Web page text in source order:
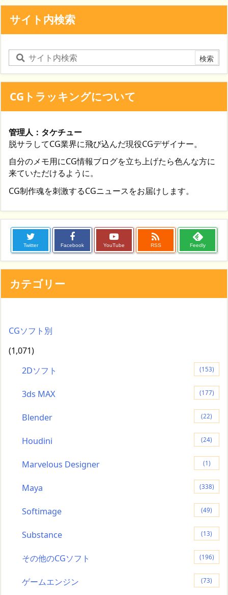
サイト内検索
CGトラッキングについて
管理人：タケチュー
脱サラしてCG業界に飛び込んだ現役CGデザイナー。
自分のメモ用にCG情報ブログを立ち上げたら色んな方に
来ていただけるように。
CG制作魂を刺激するCGニュースをお届けします。
Twitter Facebook YouTube

RSS Feedly
カテゴリー
CGソフト別
(1,071)
2Dソフト
(153)
3ds MAX (177)
Blender (22)
Houdini (24)
Marvelous Designer (1)
Maya (338)
Softimage (49)
Substance (13)
その他のCGソフト (196)
ゲームエンジン (73)